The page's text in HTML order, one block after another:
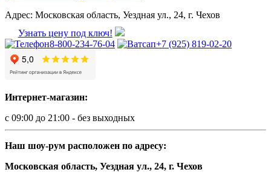
Адрес: Московская область, Уездная ул., 24, г. Чехов
Узнать цену под ключ!
8-800-234-76-04
+7 (925) 819-02-20
Интернет-магазин:
с 09:00 до 21:00 - без выходных
Наш шоу-рум расположен по адресу:
Московская область, Уездная ул., 24, г. Чехов